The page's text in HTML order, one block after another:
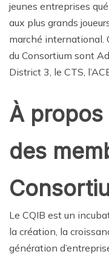
jeunes entreprises
aux plus grands
marché international.
du Consortium sont
District 3, le CTS,
À propos
des
Le CQIB est un
la création, la
génération